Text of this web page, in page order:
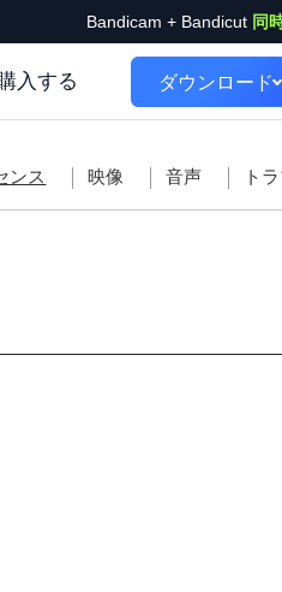
Bandicam + Bandicut 同
入する ダウンロード
ンス 映像 音声 ト